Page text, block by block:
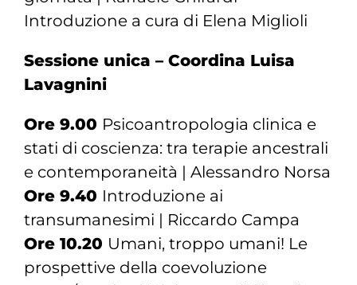
Introduzione a cura di Elena Miglioli
Sessione unica – Coordina Luisa
Lavagnini
Ore 9.00 Psicoantropologia clinica e
stati di coscienza: tra terapie ancestrali
e contemporaneità | Alessandro Norsa
Ore 9.40 Introduzione ai
transumanesimi | Riccardo Campa
Ore 10.20 Umani, troppo umani! Le
prospettive della coevoluzione